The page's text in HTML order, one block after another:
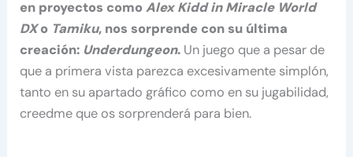
en proyectos comoAlex Kidd in Miracle World
DXo Tamiku, nos sorprende con su última
creación: Underdungeon. Un juego que a pesar de
que a primera vista parezca excesivamente simplón,
tanto en su apartado gráfico como en su jugabilidad,
creedme que os sorprenderá para bien.